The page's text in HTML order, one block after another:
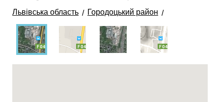
Львівська область Городоцький район